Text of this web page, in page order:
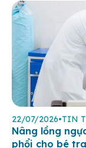
22/07/2026•TIN
Nâng lồng
phổi cho bé